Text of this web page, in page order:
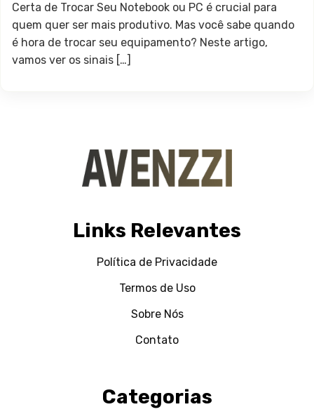
Certa de Trocar Seu Notebook ou PC é crucial para
quem quer ser mais produtivo. Mas você sabe quando
é hora de trocar seu equipamento? Neste artigo,
vamos ver os sinais […]
Links Relevantes
Política de Privacidade
Termos de Uso
Sobre Nós
Contato
Categorias